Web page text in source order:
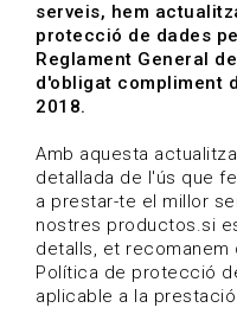
HOME / BLOG
Convocatòries,
serveis, hem
protecció de dades
Reglament General
d'obligat compliment
2018.
Amb aquesta
detallada de l'ús que
a prestar-te el millor
nostres productos.si
detalls, et recomanem
Política de protecció
aplicable a la